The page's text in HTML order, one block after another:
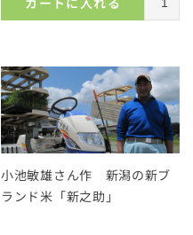
小池敏雄さん作 新潟の新ブ
ランド米「新之助」